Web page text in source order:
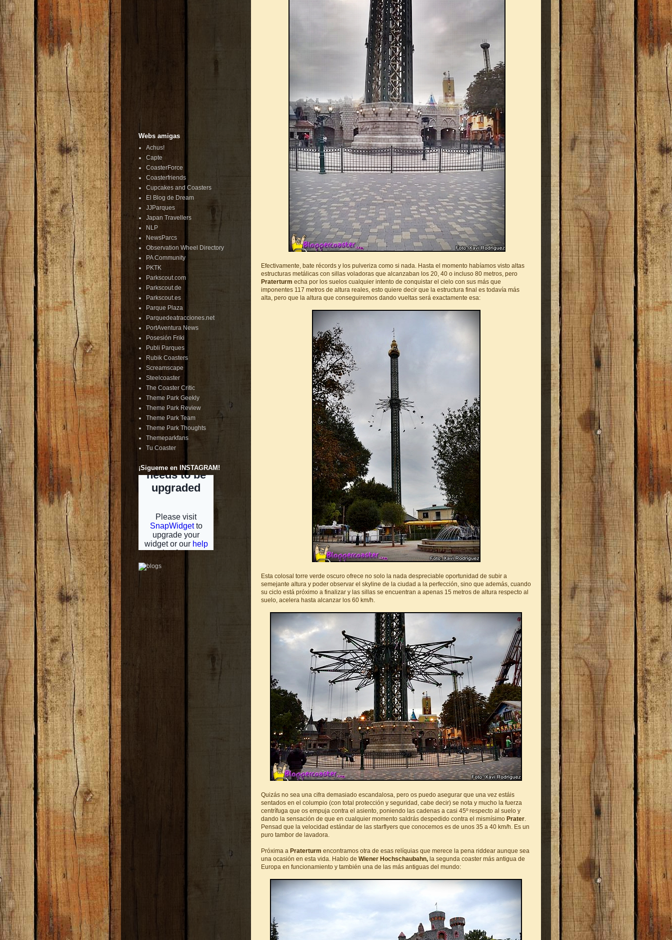
Efectivamente, bate récords y los pulveriza como si nada. Hasta el momento habíamos visto altas
estructuras metálicas con sillas voladoras que alcanzaban los 20, 40 o incluso 80 metros, pero
Praterturm echa por los suelos cualquier intento de conquistar el cielo con sus más que
imponentes 117 metros de altura reales, esto quiere decir que la estructura final es todavía más
alta, pero que la altura que conseguiremos dando vueltas será exactamente esa:
Esta colosal torre verde oscuro ofrece no solo la nada despreciable oportunidad de subir a
semejante altura y poder observar el skyline de la ciudad a la perfección, sino que además, cuando
su ciclo está próximo a finalizar y las sillas se encuentran a apenas 15 metros de altura respecto al
suelo, acelera hasta alcanzar los 60 km/h.
Quizás no sea una cifra demasiado escandalosa, pero os puedo asegurar que una vez estáis
sentados en el columpio (con total protección y seguridad, cabe decir) se nota y mucho la fuerza
centrífuga que os empuja contra el asiento, poniendo las cadenas a casi 45º respecto al suelo y
dando la sensación de que en cualquier momento saldrás despedido contra el mismísimo Prater.
Pensad que la velocidad estándar de las starflyers que conocemos es de unos 35 a 40 km/h. Es un
puro tambor de lavadora.
Próxima a Praterturm encontramos otra de esas relíquias que merece la pena riddear aunque sea
una ocasión en esta vida. Hablo de Wiener Hochschaubahn, la segunda coaster más antigua de
Europa en funcionamiento y también una de las más antiguas del mundo:
Webs amigas
Achus!
Capte
CoasterForce
Coasterfriends
Cupcakes and Coasters
El Blog de Dream
JJParques
Japan Travellers
NLP
NewsParcs
Observation Wheel Directory
PA Community
PKTK
Parkscout.com
Parkscout.de
Parkscout.es
Parque Plaza
Parquedeatracciones.net
PortAventura News
Posesión Friki
Publi Parques
Rubik Coasters
Screamscape
Steelcoaster
The Coaster Critic
Theme Park Geekly
Theme Park Review
Theme Park Team
Theme Park Thoughts
Themeparkfans
Tu Coaster
¡Sigueme en INSTAGRAM!